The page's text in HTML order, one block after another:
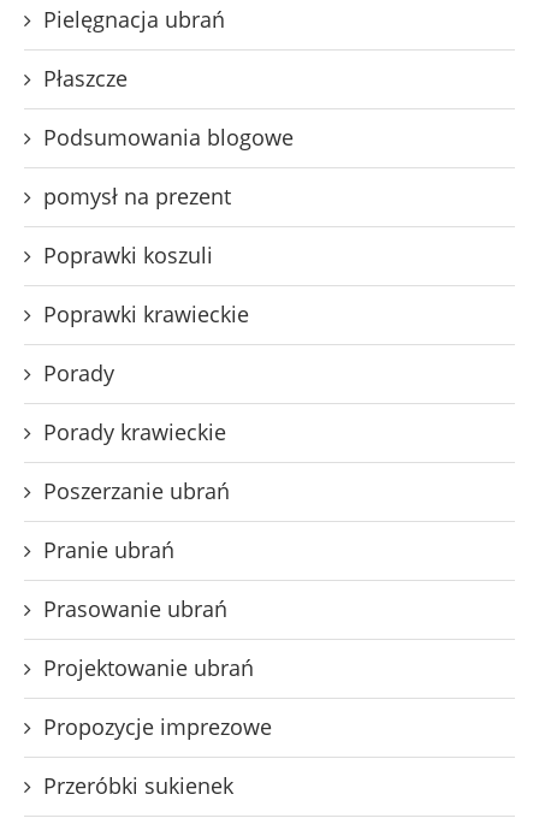
Pielęgnacja ubrań
Płaszcze
Podsumowania blogowe
pomysł na prezent
Poprawki koszuli
Poprawki krawieckie
Porady
Porady krawieckie
Poszerzanie ubrań
Pranie ubrań
Prasowanie ubrań
Projektowanie ubrań
Propozycje imprezowe
Przeróbki sukienek